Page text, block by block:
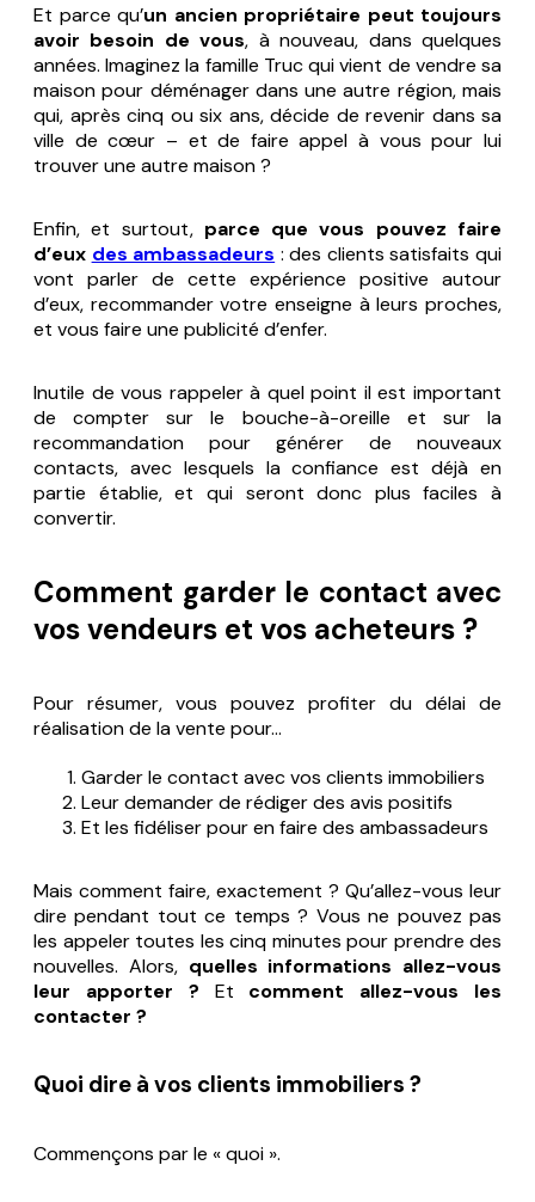
Et parce qu’un ancien propriétaire peut toujours
avoir besoin de vous, à nouveau, dans quelques
années. Imaginez la famille Truc qui vient de vendre sa
maison pour déménager dans une autre région, mais
qui, après cinq ou six ans, décide de revenir dans sa
ville de cœur – et de faire appel à vous pour lui
trouver une autre maison ?
Enfin, et surtout, parce que vous pouvez faire
d’eux des ambassadeurs : des clients satisfaits qui
vont parler de cette expérience positive autour
d’eux, recommander votre enseigne à leurs proches,
et vous faire une publicité d’enfer.
Inutile de vous rappeler à quel point il est important
de compter sur le bouche-à-oreille et sur la
recommandation pour générer de nouveaux
contacts, avec lesquels la confiance est déjà en
partie établie, et qui seront donc plus faciles à
convertir.
Comment garder le contact avec
vos vendeurs et vos acheteurs ?
Pour résumer, vous pouvez profiter du délai de
réalisation de la vente pour…
Garder le contact avec vos clients immobiliers
Leur demander de rédiger des avis positifs
Et les fidéliser pour en faire des ambassadeurs
Mais comment faire, exactement ? Qu’allez-vous leur
dire pendant tout ce temps ? Vous ne pouvez pas
les appeler toutes les cinq minutes pour prendre des
nouvelles. Alors, quelles informations allez-vous
leur apporter ? Et comment allez-vous les
contacter ?
Quoi dire à vos clients immobiliers ?
Commençons par le « quoi ».